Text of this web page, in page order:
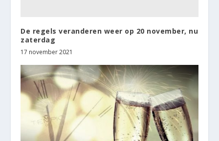
De regels veranderen weer op 20 november, nu
zaterdag
17 november 2021